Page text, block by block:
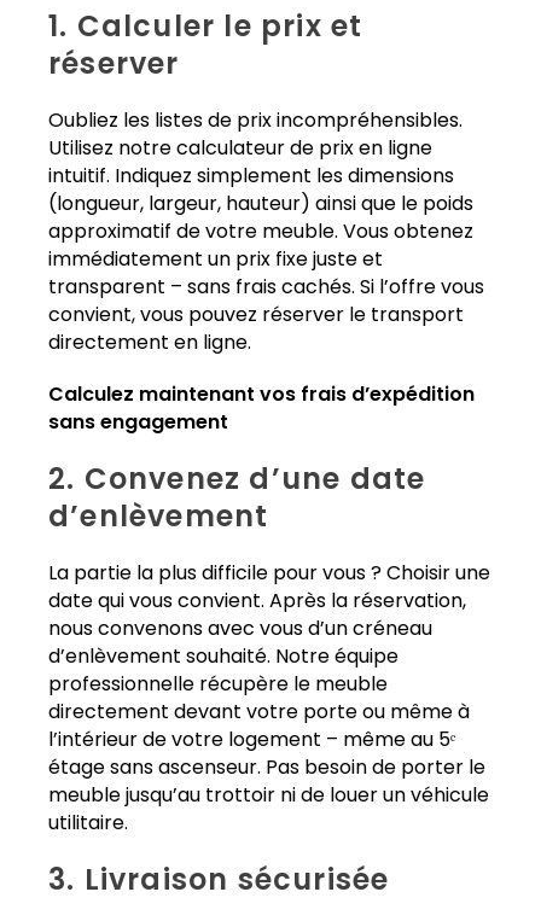
1. Calculer le prix et
réserver
Oubliez les listes de prix incompréhensibles.
Utilisez notre calculateur de prix en ligne
intuitif. Indiquez simplement les dimensions
(longueur, largeur, hauteur) ainsi que le poids
approximatif de votre meuble. Vous obtenez
immédiatement un prix fixe juste et
transparent – sans frais cachés. Si l’offre vous
convient, vous pouvez réserver le transport
directement en ligne.
Calculez maintenant vos frais d’expédition
sans engagement
2. Convenez d’une date
d’enlèvement
La partie la plus difficile pour vous ? Choisir une
date qui vous convient. Après la réservation,
nous convenons avec vous d’un créneau
d’enlèvement souhaité. Notre équipe
professionnelle récupère le meuble
directement devant votre porte ou même à
l’intérieur de votre logement – même au 5ᵉ
étage sans ascenseur. Pas besoin de porter le
meuble jusqu’au trottoir ni de louer un véhicule
utilitaire.
3. Livraison sécurisée